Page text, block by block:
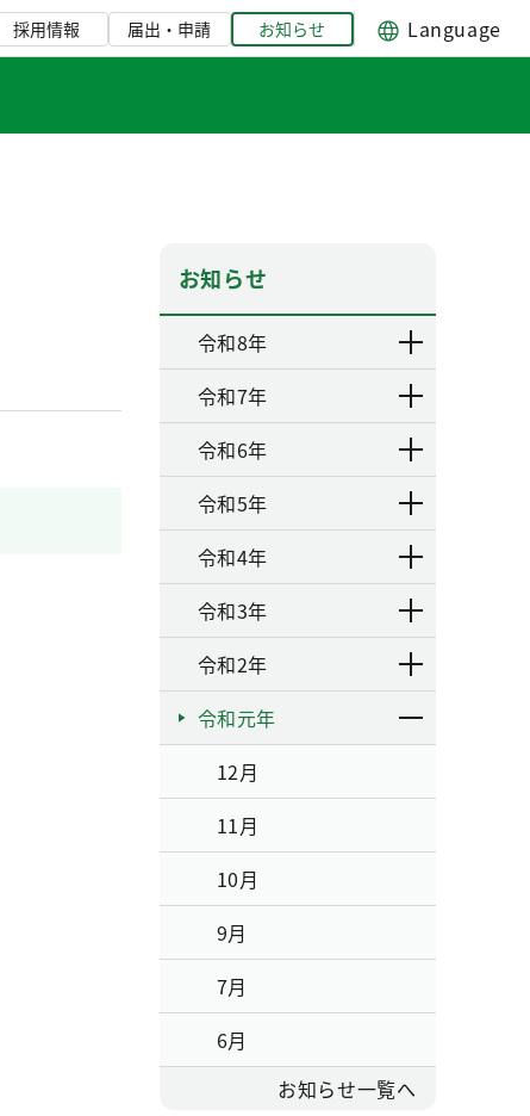
採用情報 届出・申請 お知らせ Language
お知らせ
令和8年
令和7年
令和6年
令和5年
令和4年
令和3年
令和2年
令和元年
12月
11月
10月
9月
7月
6月
お知らせ一覧へ